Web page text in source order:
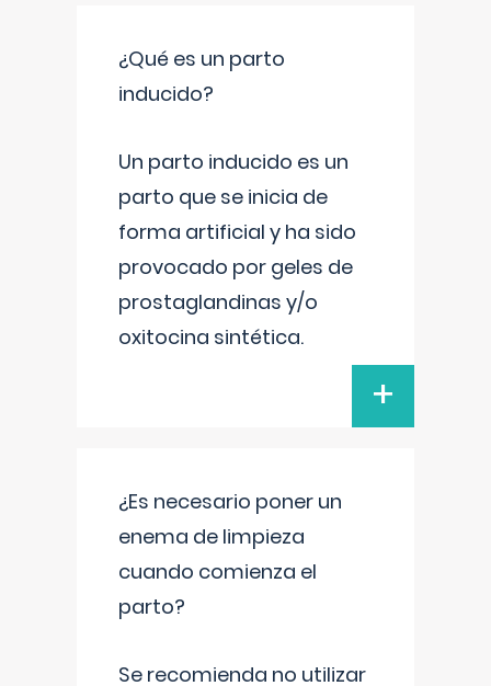
¿Qué es un parto
inducido?
Un parto inducido es un
parto que se inicia de
forma artificial y ha sido
provocado por geles de
prostaglandinas y/o
oxitocina sintética.
+
¿Es necesario poner un
enema de limpieza
cuando comienza el
parto?
Se recomienda no utilizar